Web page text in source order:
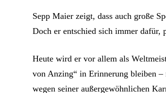
Sepp Maier zeigt, dass auch große
Doch er entschied sich immer dafür,
Heute wird er vor allem als
von Anzing“ in Erinnerung bleiben
wegen seiner außergewöhnlichen